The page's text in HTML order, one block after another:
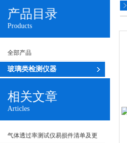
产品目录
Products
全部产品
玻璃类检测仪器
相关文章
Articles
气体透过率测试仪易损件清单及更